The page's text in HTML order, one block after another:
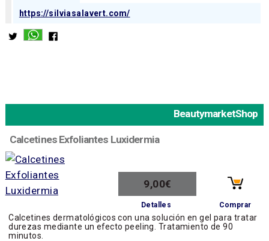
https://silviasalavert.com/
BeautymarketShop
Calcetines Exfoliantes Luxidermia
9,00€
Detalles Comprar
Calcetines dermatológicos con una solución en gel para tratar
durezas mediante un efecto peeling. Tratamiento de 90
minutos.